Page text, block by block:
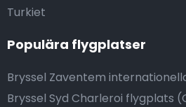
Turkiet
Populära flygplatser
Bryssel Zaventem
Bryssel Syd Charleroi flygplats